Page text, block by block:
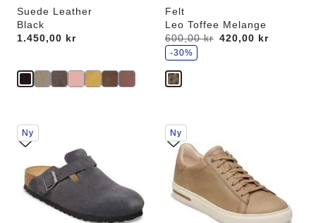
Suede Leather
Black
Price:
1.450,00 kr
Felt
Leo Toffee Melange
Før:
600,00 kr
nu 420,00 kr
s
p
a
r
-30%
Interaktion
med
prøvefarver
opdatere
produktbilledet
Ny
Interaktion
med
prøvefarver
opdatere
produktbilledet
Ny